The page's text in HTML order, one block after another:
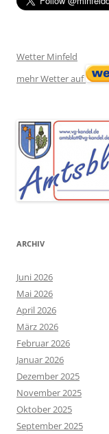
Wetter Minfeld
mehr Wetter auf
ARCHIV
Juni 2026
Mai 2026
April 2026
März 2026
Februar 2026
Januar 2026
Dezember 2025
November 2025
Oktober 2025
September 2025